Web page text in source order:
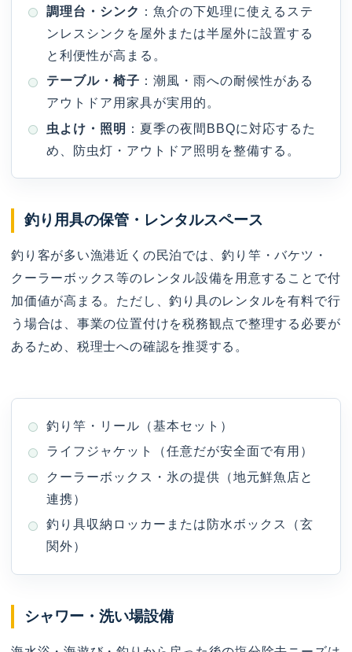
調理台・シンク ：魚介の下処理に使えるステ
ンレスシンクを屋外または半屋外に設置する
と利便性が高まる。
テーブル・椅子 ：潮風・雨への耐候性がある
アウトドア用家具が実用的。
虫よけ・照明 ：夏季の夜間BBQに対応するた
め、防虫灯・アウトドア照明を整備する。
釣り用具の保管・レンタルスペース
釣り客が多い漁港近くの民泊では、釣り竿・バケツ・
クーラーボックス等のレンタル設備を用意することで付
加価値が高まる。ただし、釣り具のレンタルを有料で行
う場合は、事業の位置付けを税務観点で整理する必要が
あるため、税理士への確認を推奨する。
釣り竿・リール（基本セット）
ライフジャケット（任意だが安全面で有用）
クーラーボックス・氷の提供（地元鮮魚店と
連携）
釣り具収納ロッカーまたは防水ボックス（玄
関外）
シャワー・洗い場設備